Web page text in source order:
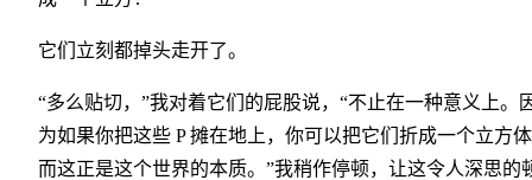
它们立刻都掉头走开了。
“多么贴切，”我对着它们的屁股说，“不止在一种意义上。
为如果你把这些 P 摊在地上，你可以把它们折成一个立方
而这正是这个世界的本质。”我稍作停顿，让这令人深思的